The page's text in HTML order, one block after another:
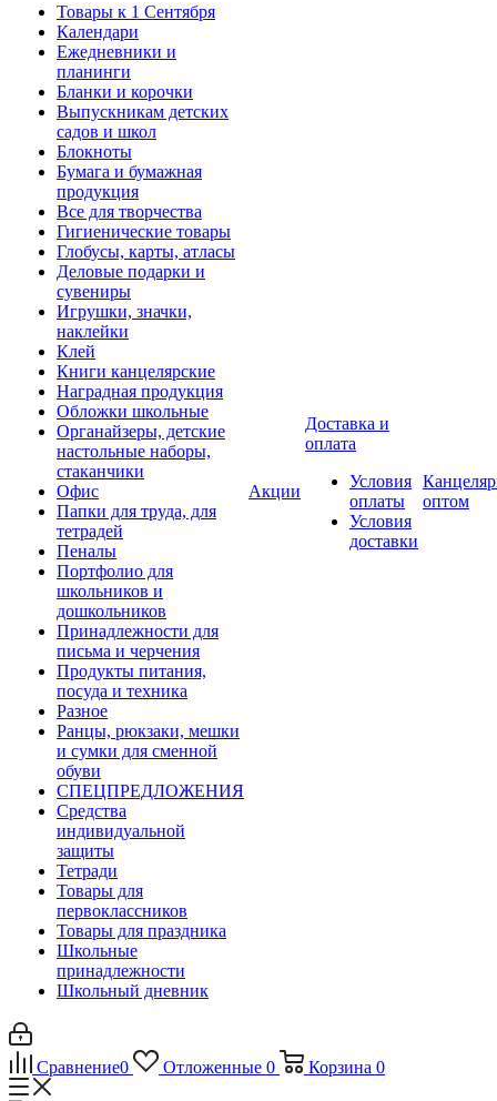
Товары к 1 Сентября
Календари
Ежедневники и
планинги
Бланки и корочки
Выпускникам детских
садов и школ
Блокноты
Бумага и бумажная
продукция
Все для творчества
Гигиенические товары
Глобусы, карты, атласы
Деловые подарки и
сувениры
Игрушки, значки,
наклейки
Клей
Книги канцелярские
Наградная продукция
Обложки школьные
Органайзеры, детские
настольные наборы,
стаканчики
Офис
Папки для труда, для
тетрадей
Пеналы
Портфолио для
школьников и
дошкольников
Принадлежности для
письма и черчения
Продукты питания,
посуда и техника
Разное
Ранцы, рюкзаки, мешки
и сумки для сменной
обуви
СПЕЦПРЕДЛОЖЕНИЯ
Средства
индивидуальной
защиты
Тетради
Товары для
первоклассников
Товары для праздника
Школьные
принадлежности
Школьный дневник
Акции
Доставка и
оплата
Условия
оплаты
Условия
доставки
оптом
Сравнение0 Отложенные 0 Корзина 0